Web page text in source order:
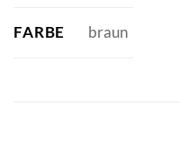
FARBE braun